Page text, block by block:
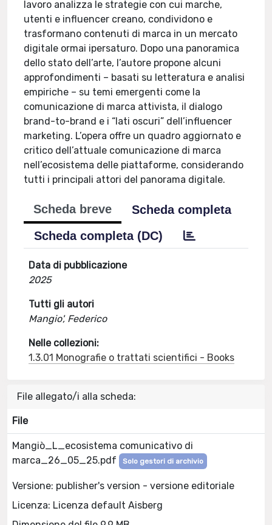
lavoro analizza le strategie con cui marche,
utenti e influencer creano, condividono e
trasformano contenuti di marca in un mercato
digitale ormai ipersaturo. Dopo una panoramica
dello stato dell’arte, l’autore propone alcuni
approfondimenti – basati su letteratura e analisi
empiriche – su temi emergenti come la
comunicazione di marca attivista, il dialogo
brand-to-brand e i “lati oscuri” dell’influencer
marketing. L’opera offre un quadro aggiornato e
critico dell’attuale comunicazione di marca
nell’ecosistema delle piattaforme, considerando
tutti i principali attori del panorama digitale.
Scheda breve
Scheda completa
Scheda completa (DC)
Data di pubblicazione
2025
Tutti gli autori
Mangio', Federico
Nelle collezioni:
1.3.01 Monografie o trattati scientifici - Books
File allegato/i alla scheda:
File
Mangiò_L_ecosistema comunicativo di
marca_26_05_25.pdf
Solo gestori di archivio
Versione: publisher's version - versione editoriale
Licenza: Licenza default Aisberg